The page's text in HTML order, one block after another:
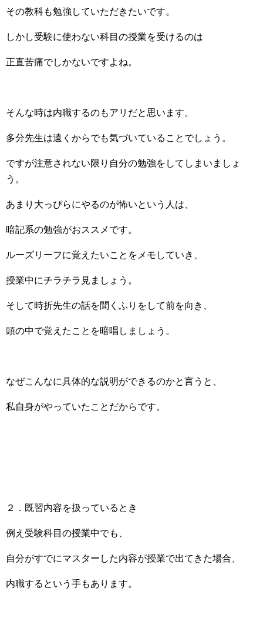
その教科も勉強していただきたいです。
しかし受験に使わない科目の授業を受けるのは
正直苦痛でしかないですよね。
そんな時は内職するのもアリだと思います。
多分先生は遠くからでも気づいていることでしょう。
ですが注意されない限り自分の勉強をしてしまいましょ
う。
あまり大っぴらにやるのが怖いという人は、
暗記系の勉強がおススメです。
ルーズリーフに覚えたいことをメモしていき、
授業中にチラチラ見ましょう。
そして時折先生の話を聞くふりをして前を向き、
頭の中で覚えたことを暗唱しましょう。
なぜこんなに具体的な説明ができるのかと言うと、
私自身がやっていたことだからです。
２．既習内容を扱っているとき
例え受験科目の授業中でも、
自分がすでにマスターした内容が授業で出てきた場合、
内職するという手もあります。